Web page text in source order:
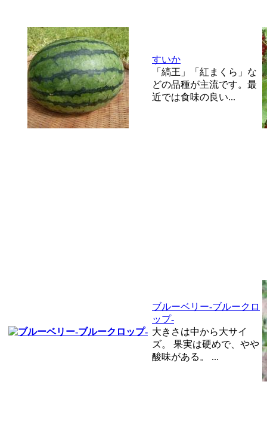
すいか
「縞王」「紅まくら」な
どの品種が主流です。最
近では食味の良い...
ブルーベリー-ブルークロ
ップ-
大きさは中から大サイ
ズ。 果実は硬めで、やや
酸味がある。 ...